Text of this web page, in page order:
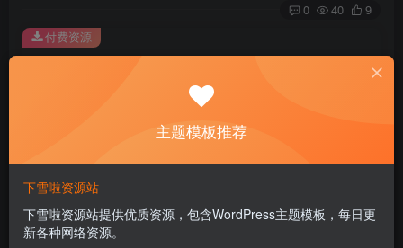
0 40 9
此内容为付费资源，请付费后查看
￥0.01
您当前未登录！建议登陆后购买，可保存购买订单
付费资源
主题模板推荐
下雪啦资源站
下雪啦资源站提供优质资源，包含WordPress主题模板，每日更
新各种网络资源。